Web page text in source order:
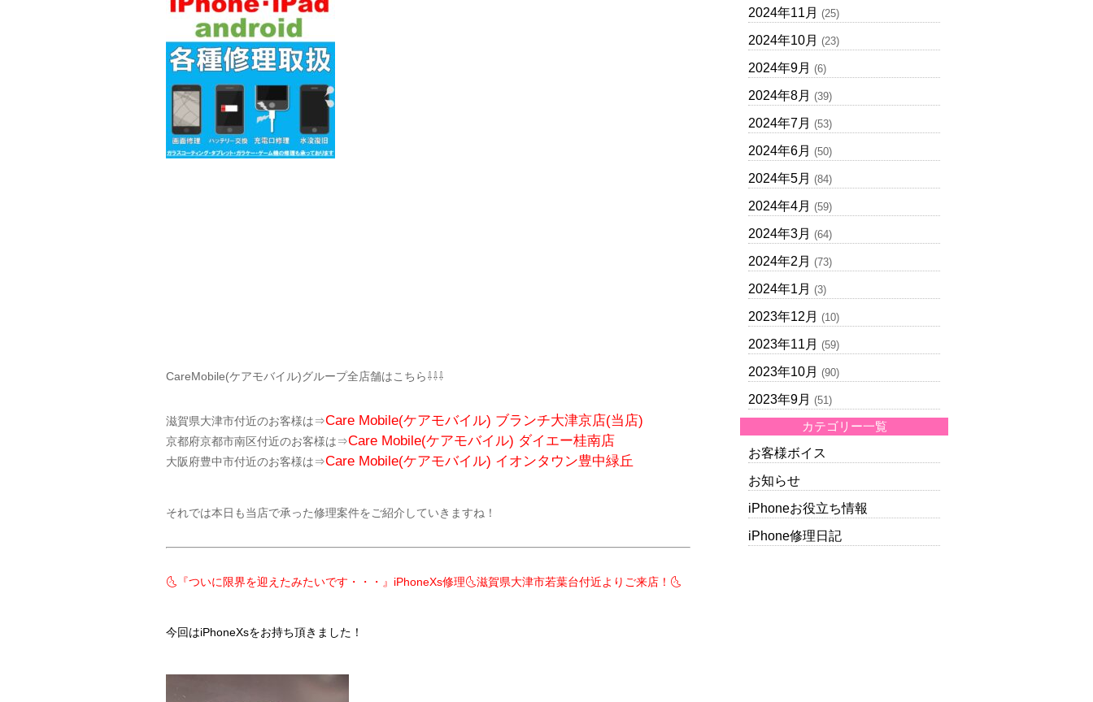
CareMobile(ケアモバイル)グループ全店舗はこちら⇩⇩⇩
滋賀県大津市付近のお客様は⇒Care Mobile(ケアモバイル) ブランチ大津京店(当店)
京都府京都市南区付近のお客様は⇒Care Mobile(ケアモバイル) ダイエー桂南店
大阪府豊中市付近のお客様は⇒Care Mobile(ケアモバイル) イオンタウン豊中緑丘
それでは本日も当店で承った修理案件をご紹介していきますね！
🌜『ついに限界を迎えたみたいです・・・』iPhoneXs修理🌜滋賀県大津市若葉台付近よりご来店！🌜
今回はiPhoneXsをお持ち頂きました！
2024年11月 (25)
2024年10月 (23)
2024年9月 (6)
2024年8月 (39)
2024年7月 (53)
2024年6月 (50)
2024年5月 (84)
2024年4月 (59)
2024年3月 (64)
2024年2月 (73)
2024年1月 (3)
2023年12月 (10)
2023年11月 (59)
2023年10月 (90)
2023年9月 (51)
カテゴリー一覧
お客様ボイス
お知らせ
iPhoneお役立ち情報
iPhone修理日記